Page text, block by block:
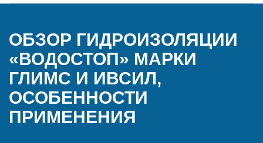
ОБЗОР ГИДРОИЗОЛЯЦИИ
«ВОДОСТОП» МАРКИ
ГЛИМС И ИВСИЛ,
ОСОБЕННОСТИ
ПРИМЕНЕНИЯ